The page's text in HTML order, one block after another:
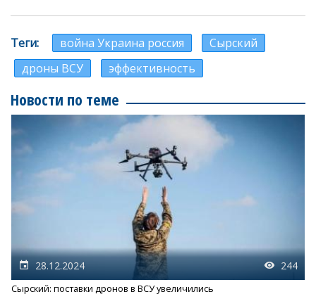
Теги война Украина россия
Сырский
дроны ВСУ
эффективность
Новости по теме
28.12.2024 244
Сырский: поставки дронов в ВСУ увеличились